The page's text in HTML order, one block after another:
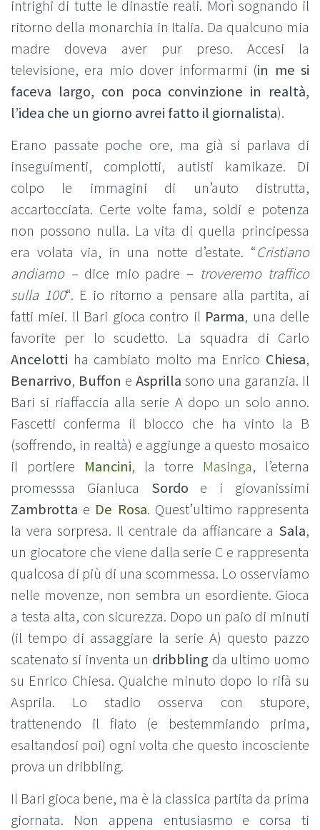
intrighi di tutte le dinastie reali. Morì sognando il
ritorno della monarchia in Italia. Da qualcuno mia
madre doveva aver pur preso. Accesi la
televisione, era mio dover informarmi (in me si
faceva largo, con poca convinzione in realtà,
l’idea che un giorno avrei fatto il giornalista).
Erano passate poche ore, ma già si parlava di
inseguimenti, complotti, autisti kamikaze. Di
colpo le immagini di un’auto distrutta,
accartocciata. Certe volte fama, soldi e potenza
non possono nulla. La vita di quella principessa
era volata via, in una notte d’estate. “Cristiano
andiamo –dice mio padre – troveremo traffico
sulla 100“. E io ritorno a pensare alla partita, ai
fatti miei. Il Bari gioca contro il Parma, una delle
favorite per lo scudetto. La squadra di Carlo
Ancelotti ha cambiato molto ma Enrico Chiesa,
Benarrivo, Buffon e Asprilla sono una garanzia. Il
Bari si riaffaccia alla serie A dopo un solo anno.
Fascetti conferma il blocco che ha vinto la B
(soffrendo, in realtà) e aggiunge a questo mosaico
il portiere Mancini, la torre Masinga, l’eterna
promesssa Gianluca Sordo e i giovanissimi
Zambrotta e De Rosa. Quest’ultimo rappresenta
la vera sorpresa. Il centrale da affiancare a Sala,
un giocatore che viene dalla serie C e rappresenta
qualcosa di più di una scommessa. Lo osserviamo
nelle movenze, non sembra un esordiente. Gioca
a testa alta, con sicurezza. Dopo un paio di minuti
(il tempo di assaggiare la serie A) questo pazzo
scatenato si inventa un dribbling da ultimo uomo
su Enrico Chiesa. Qualche minuto dopo lo rifà su
Asprila. Lo stadio osserva con stupore,
trattenendo il fiato (e bestemmiando prima,
esaltandosi poi) ogni volta che questo incosciente
prova un dribbling.
Il Bari gioca bene, ma è la classica partita da prima
giornata. Non appena entusiasmo e corsa ti